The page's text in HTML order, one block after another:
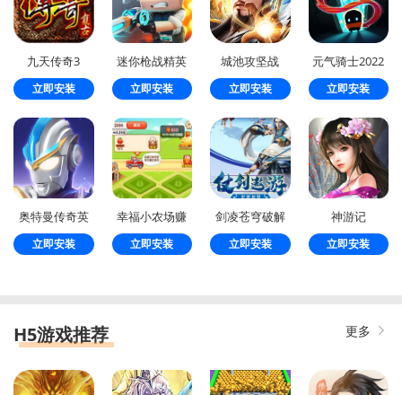
九天传奇3
立即安装
迷你枪战精英
安卓
立即安装
城池攻坚战
立即安装
元气骑士2022
破解版全无限
下载
立即安装
奥特曼传奇英
雄国际版
立即安装
幸福小农场赚
钱版
立即安装
剑凌苍穹破解
版无限元宝
立即安装
神游记
立即安装
H5游戏推荐 更多